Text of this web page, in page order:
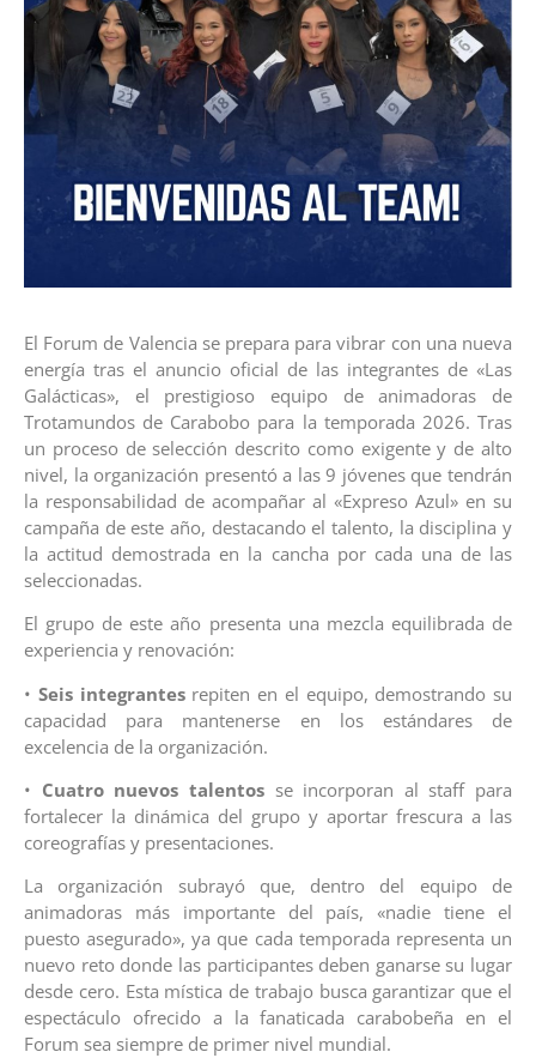
El Forum de Valencia se prepara para vibrar con una nueva
energía tras el anuncio oficial de las integrantes de «Las
Galácticas», el prestigioso equipo de animadoras de
Trotamundos de Carabobo para la temporada 2026. Tras
un proceso de selección descrito como exigente y de alto
nivel, la organización presentó a las 9 jóvenes que tendrán
la responsabilidad de acompañar al «Expreso Azul» en su
campaña de este año, destacando el talento, la disciplina y
la actitud demostrada en la cancha por cada una de las
seleccionadas.
El grupo de este año presenta una mezcla equilibrada de
experiencia y renovación:
• Seis integrantesrepiten en el equipo, demostrando su
capacidad para mantenerse en los estándares de
excelencia de la organización.
• Cuatro nuevos talentosse incorporan al staff para
fortalecer la dinámica del grupo y aportar frescura a las
coreografías y presentaciones.
La organización subrayó que, dentro del equipo de
animadoras más importante del país, «nadie tiene el
puesto asegurado», ya que cada temporada representa un
nuevo reto donde las participantes deben ganarse su lugar
desde cero. Esta mística de trabajo busca garantizar que el
espectáculo ofrecido a la fanaticada carabobeña en el
Forum sea siempre de primer nivel mundial.